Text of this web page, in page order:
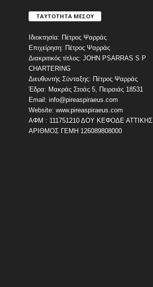
ΤΑΥΤΟΤΗΤΑ ΜΕΣΟΥ
Ιδιοκτησία: Πέτρος Ψαρράς
Επιχείρηση: Πέτρος Ψαρράς
Διακριτικός τίτλος: JOHN PSARRAS S P
CHARTERING
Διευθυντής Σύνταξης: Πέτρος Ψαρράς
Έδρα: Μακράς Στοάς 5, Πειραιάς 18531
Email: info@pireaspiraeus.com
Website: www.pireaspiraeus.com
ΑΦΜ : 111751210 ΔΟΥ ΚΕΦΟΔΕ ΑΤΤΙΚΗΣ
ΑΡΙΘΜΟΣ ΓΕΜΗ 126089808000